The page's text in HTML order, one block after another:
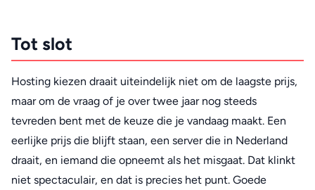
Tot slot
Hosting kiezen draait uiteindelijk niet om de laagste prijs,
maar om de vraag of je over twee jaar nog steeds
tevreden bent met de keuze die je vandaag maakt. Een
eerlijke prijs die blijft staan, een server die in Nederland
draait, en iemand die opneemt als het misgaat. Dat klinkt
niet spectaculair, en dat is precies het punt. Goede